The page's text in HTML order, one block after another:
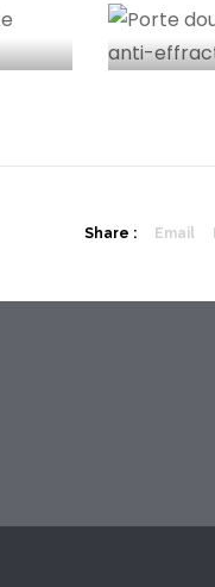
Share : Email